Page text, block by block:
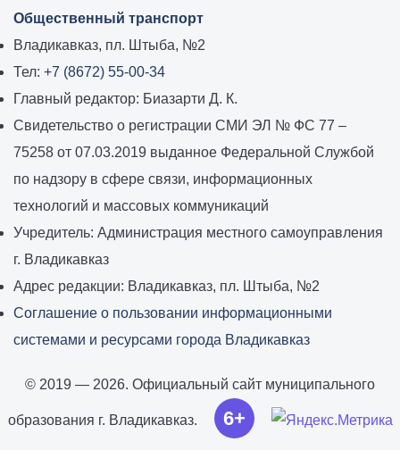
Общественный транспорт
Владикавказ, пл. Штыба, №2
Тел: +7 (8672) 55-00-34
Главный редактор: Биазарти Д. К.
Свидетельство о регистрации СМИ ЭЛ № ФС 77 –
75258 от 07.03.2019 выданное Федеральной Службой
по надзору в сфере связи, информационных
технологий и массовых коммуникаций
Учредитель: Администрация местного самоуправления
г. Владикавказ
Адрес редакции: Владикавказ, пл. Штыба, №2
Соглашение о пользовании информационными
системами и ресурсами города Владикавказ
© 2019 — 2026. Официальный сайт муниципального
образования г. Владикавказ. 6+